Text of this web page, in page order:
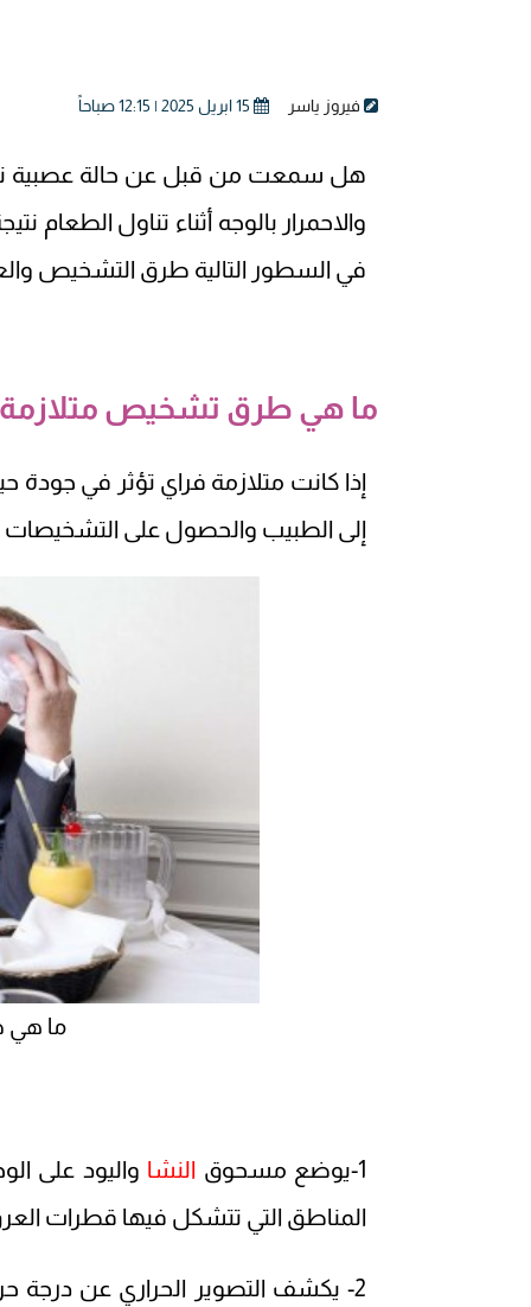
فيروز ياسر 15 ابريل 2025 | 12:15 صباحاً
هل سمعت من قبل عن حالة عصبية
والاحمرار بالوجه أثناء تناول
في السطور التالية طرق التشخيص
ما هي طرق تشخيص متلازمة
إذا كانت متلازمة فراي تؤثر في جودة
إلى الطبيب والحصول على التشخيصات
ما هي
1-يوضع مسحوق النشا واليود على
المناطق التي تتشكل فيها قطرات العرق
2- يكشف التصوير الحراري عن درجة